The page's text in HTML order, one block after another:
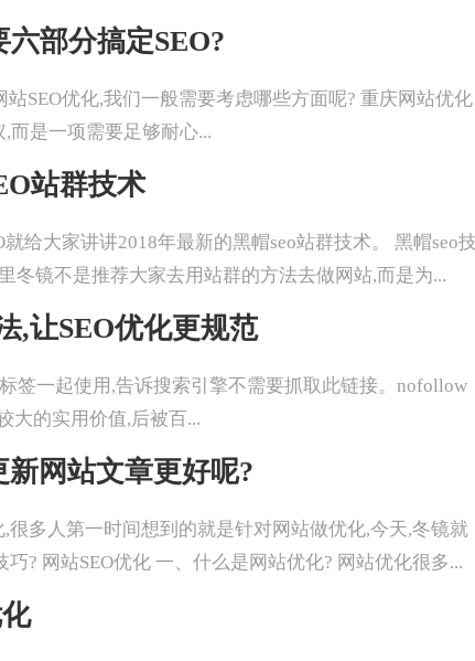
部分搞定SEO?
SEO优化,我们一般需要考虑哪些方面呢? 重庆网站优化
而是一项需要足够耐心...
站群技术
给大家讲讲2018年最新的黑帽seo站群技术。 黑帽seo技
冬镜不是推荐大家去用站群的方法去做网站,而是为...
,让SEO优化更规范
签一起使用,告诉搜索引擎不需要抓取此链接。nofollow
大的实用价值,后被百...
新网站文章更好呢?
,很多人第一时间想到的就是针对网站做优化,今天,冬镜就
? 网站SEO优化 一、什么是网站优化? 网站优化很多...